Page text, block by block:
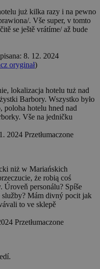
już kilka razy i na pewno
. Vše super, v tomto
se ještě vrátíme/ až bude
8. 12. 2024
oryginał)
lokalizacja hotelu tuż nad
Barbory. Wszystko było
hotelu hned nad
Vše na jedničku
2024 Przetłumaczone
niż w Mariańskich
że robią coś
Úroveň personálu? Spíše
služby? Mám divný pocit jak
to ve sklepě
Przetłumaczone